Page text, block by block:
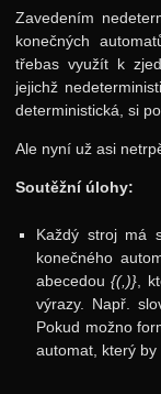
Zavedením
konečných
třebas využít k
jejichž
deterministická, si
Ale nyní už asi
Soutěžní úlohy:
Každý stroj má
konečného
abecedou{(,)} ,
výrazy. Např.
Pokud možno
automat, který